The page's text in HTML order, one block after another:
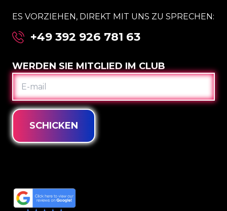
ES VORZIEHEN, DIREKT MIT UNS ZU SPRECHEN:
+49 392 926 781 63
WERDEN SIE MITGLIED IM CLUB
E-
MAIL
SCHICKEN